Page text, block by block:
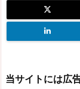
当サイトには広